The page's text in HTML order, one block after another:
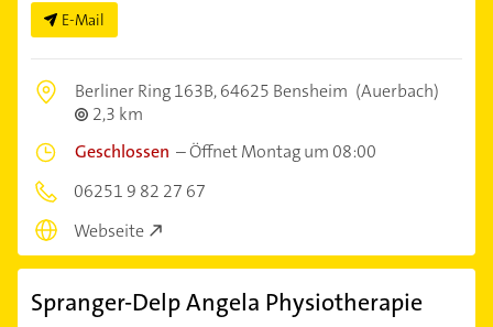
E-Mail
Berliner Ring 163B,64625 Bensheim (Auerbach)
2,3 km
Geschlossen –Öffnet Montag um 08:00
06251 9 82 27 67
Webseite
Spranger-Delp Angela Physiotherapie